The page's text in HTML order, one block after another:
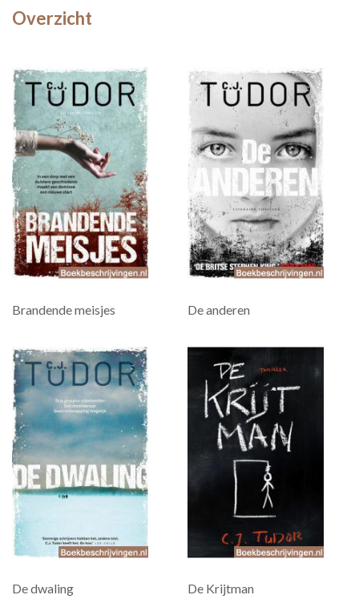
Overzicht
Brandende meisjes De anderen
De dwaling De Krijtman